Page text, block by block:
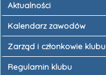
Aktualności
Kalendarz zawodów
Zarząd i członkowie klubu
Regulamin klubu